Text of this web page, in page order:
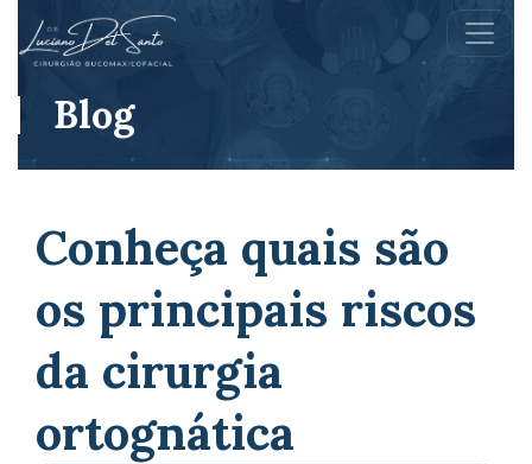
Blog
Conheça quais são
os principais riscos
da cirurgia
ortognática